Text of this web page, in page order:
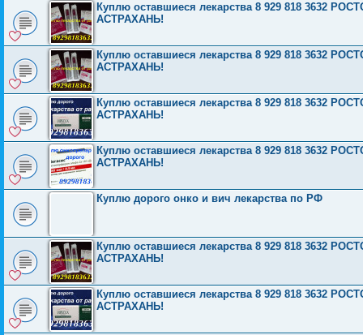
Куплю оставшиеся лекарства 8 929 818 3632
АСТРАХАНЬ!
Куплю оставшиеся лекарства 8 929 818 3632
АСТРАХАНЬ!
Куплю оставшиеся лекарства 8 929 818 3632
АСТРАХАНЬ!
Куплю оставшиеся лекарства 8 929 818 3632
АСТРАХАНЬ!
Куплю дорого онко и вич лекарства по РФ
Куплю оставшиеся лекарства 8 929 818 3632
АСТРАХАНЬ!
Куплю оставшиеся лекарства 8 929 818 3632
АСТРАХАНЬ!